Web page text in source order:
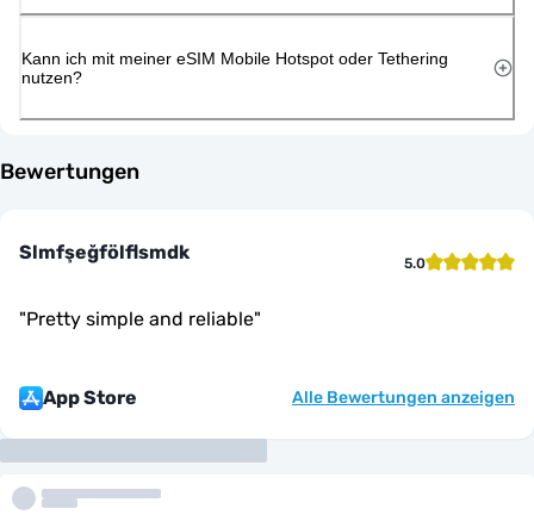
Kann ich mit meiner eSIM Mobile Hotspot oder Tethering
nutzen?
Bewertungen
Slmfşeğfölflsmdk 5.0
"Pretty simple and reliable"
App Store Alle Bewertungen anzeigen